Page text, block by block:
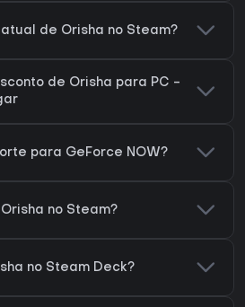
de Orisha no Steam?
de Orisha para PC -
para GeForce NOW?
no Steam?
no Steam Deck?